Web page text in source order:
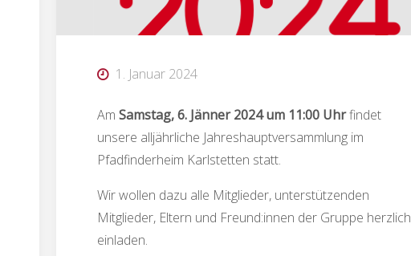
1. Januar 2024
Am Samstag, 6. Jänner 2024 um 11:00 Uhrfindet
unsere alljährliche Jahreshauptversammlung im
Pfadfinderheim Karlstetten statt.
Wir wollen dazu alle Mitglieder, unterstützenden
Mitglieder, Eltern und Freund:innen der Gruppe herzlich
einladen.